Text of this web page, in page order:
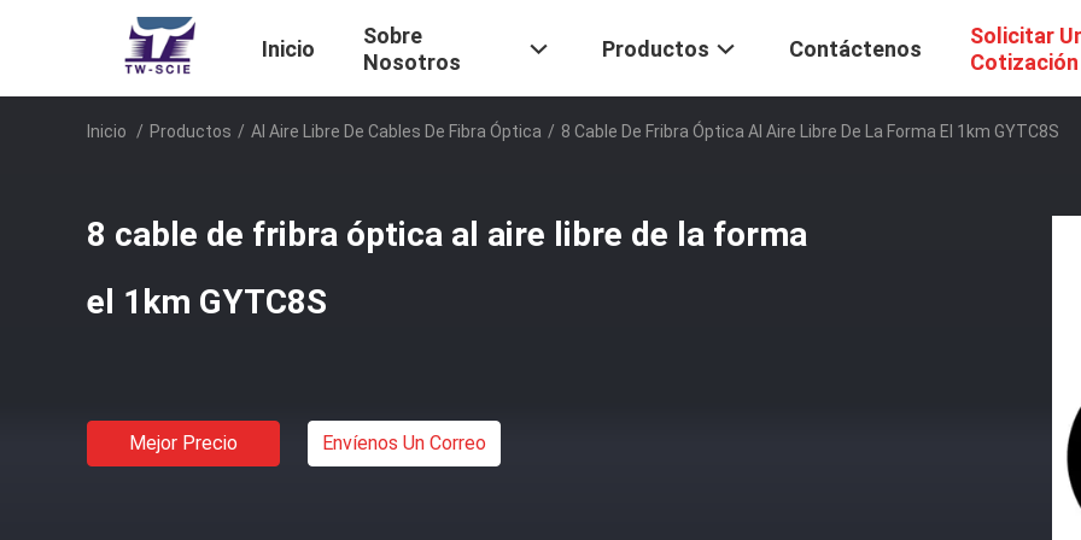
Inicio
Sobre
Nosotros
Productos Contáctenos
Solicitar
Cotización
Inicio / Productos / Al Aire Libre De Cables De Fibra Óptica / 8 Cable De Fribra Óptica Al Aire Libre De La Forma El 1km GYTC8S
8 cable de fribra óptica al aire libre de la forma
el 1km GYTC8S
Mejor Precio Envíenos Un Correo